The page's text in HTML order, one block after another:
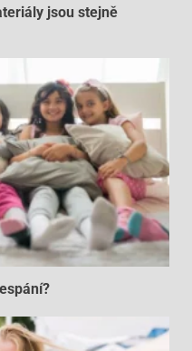
jsou stejně